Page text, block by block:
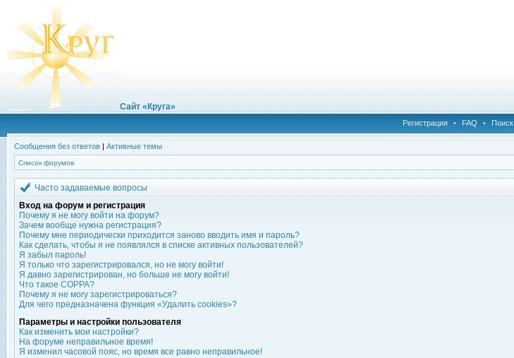
Сайт «Круга»
Регистрация • FAQ • Поиск
Сообщения без ответов | Активные темы
Список форумов
Часто задаваемые вопросы
Вход на форум и регистрация
Почему я не могу войти на форум?
Зачем вообще нужна регистрация?
Почему мне периодически приходится заново вводить имя и пароль?
Как сделать, чтобы я не появлялся в списке активных пользователей?
Я забыл пароль!
Я только что зарегистрировался, но не могу войти!
Я давно зарегистрирован, но больше не могу войти!
Что такое COPPA?
Почему я не могу зарегистрироваться?
Для чего предназначена функция «Удалить cookies»?
Параметры и настройки пользователя
Как изменить мои настройки?
На форуме неправильное время!
Я изменил часовой пояс, но время все равно неправильное!